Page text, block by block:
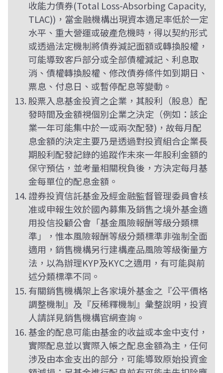
收能力債券(Total Loss-Absorbing Capacity,
TLAC))，當金融機構出現資本適足率低於一定
水平、重大營運或破產危機時，得以契約形式
或透過法定機制將債券減記面額或轉換股權，
可能導致客戶部分或全部債權減記、利息取
消、債權轉換股權、修改債券條件如到期日、
票息、付息日、或暫停配息等變動。
股票入息基金投資之企業，其股利（股息）配
發時間及金額視個別企業之決定（例如：該企
業一年可能集中於一或兩次配發)，故每月配
息金額的決定主要乃是透過對投資組合企業長
期股利配發記錄的追蹤作未來一年股利金額的
保守預估，並考量相關稅負後，方決定每月基
金每單位的配息金額。
證券投資信託基金及經金融監督管理委員會核
准或申報生效於國內募集及銷售之境外基金適
用投信投顧公會「基金風險報酬等級分類標
準」，惟本風險報酬等級分類標準非強制全面
適用，銷售機構另行建構產品風險等級衡量方
法，以為辦理KYP及KYC之適用，有可能與前
述分類標準不同。
有關銷售機構架上各家境外基金之『公平價格
調整機制』及『反稀釋機制』彙整說明，投資
人請詳見銷售機構官網查詢。
基金的配息可能由基金的收益或本金中支付，
實際配息並以實際入帳之配息金額為主，任何
涉及由本金支出的部分，可能導致原始投資金